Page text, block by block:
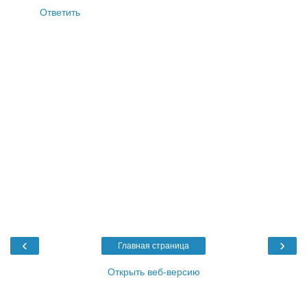
Ответить
‹ ›
Главная страница
Открыть веб-версию